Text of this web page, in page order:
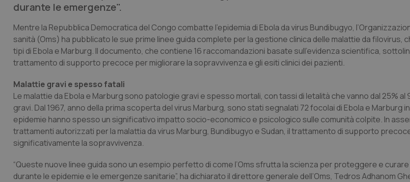
durante le emergenze".
Mentre la Repubblica Democratica del Congo combatte l’epidemia di Ebola da virus Bundibugyo,
sanità (Oms) ha pubblicato le sue prime linee guida complete per la gestione clinica delle malattie da filovirus,
tipi di Ebola e Marburg. Il documento, che contiene 16 raccomandazioni basate sull’evidenza scientifica,
trattamento di supporto precoce per migliorare la sopravvivenza e gli esiti clinici dei pazienti.
Malattie gravi e spesso fatali
Le malattie da Ebola e Marburg sono patologie gravi e spesso mortali, con tassi di letalità che vanno dal 25% al
gravi. Dal 1967, anno della prima scoperta del virus Marburg, sono stati segnalati 72 focolai di Ebola e Marburg
epidemie hanno spesso un significativo impatto socio-economico e psicologico sulle comunità colpite. In
trattamenti autorizzati per la malattia da virus Marburg, Bundibugyo e Sudan, il trattamento di supporto
significativamente la sopravvivenza.
“Queste nuove linee guida sono un esempio perfetto di come l’Oms sfrutta la scienza per proteggere e
durante le epidemie e le emergenze sanitarie”, ha dichiarato il direttore generale dell’Oms, Tedros Adhanom